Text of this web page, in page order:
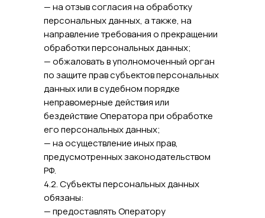
— на отзыв согласия на обработку
персональных данных, а также, на
направление требования о прекращении
обработки персональных данных;
— обжаловать в уполномоченный орган
по защите прав субъектов персональных
данных или в судебном порядке
неправомерные действия или
бездействие Оператора при обработке
его персональных данных;
— на осуществление иных прав,
предусмотренных законодательством
РФ.
4.2. Субъекты персональных данных
обязаны:
— предоставлять Оператору